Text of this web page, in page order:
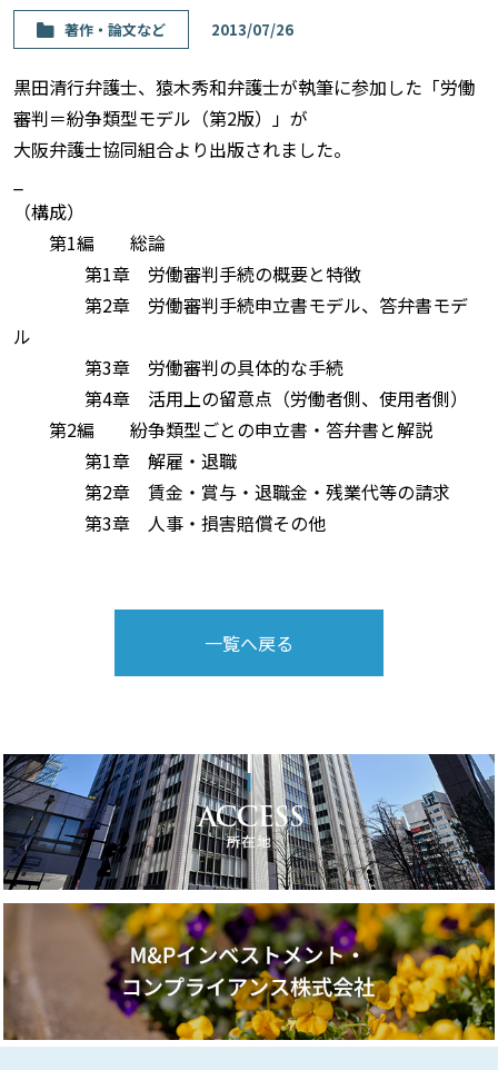
著作・論⽂など 2013/07/26
黒田清行弁護士、猿木秀和弁護士が執筆に参加した「労働
審判＝紛争類型モデル（第2版）」が
大阪弁護士協同組合より出版されました。
（構成）
第1編 総論
第1章 労働審判手続の概要と特徴
第2章 労働審判手続申立書モデル、答弁書モデ
ル
第3章 労働審判の具体的な手続
第4章 活用上の留意点（労働者側、使用者側）
第2編 紛争類型ごとの申立書・答弁書と解説
第1章 解雇・退職
第2章 賃金・賞与・退職金・残業代等の請求
第3章 人事・損害賠償その他
一覧へ戻る